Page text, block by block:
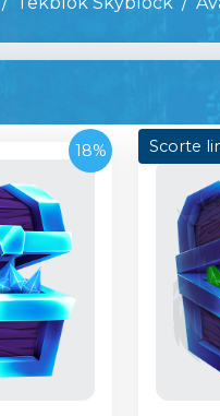
18% Scorte